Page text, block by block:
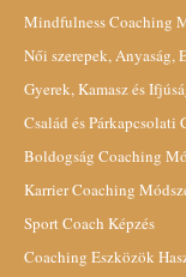
Mindfulness Coaching
Női szerepek, Anyaság,
Gyerek, Kamasz és
Család és
Boldogság Coaching
Karrier Coaching
Sport Coach Képzés
Coaching Eszközök